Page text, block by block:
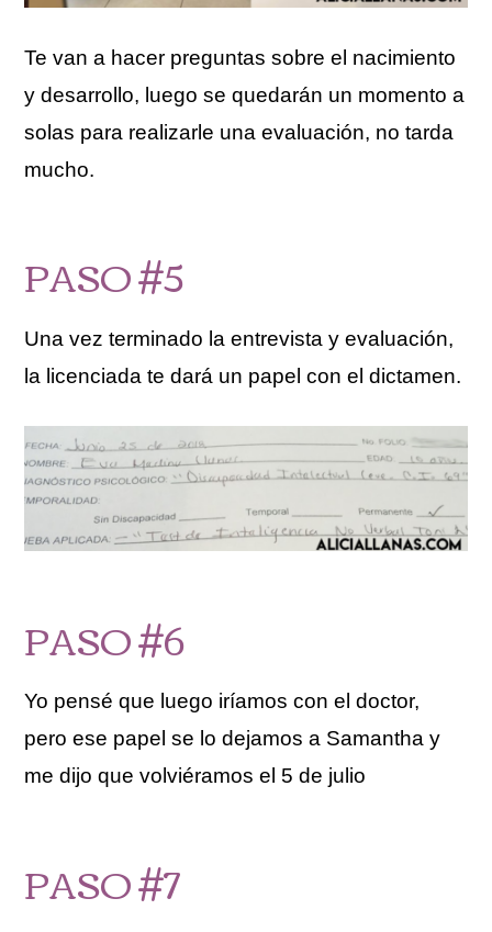
Te van a hacer preguntas sobre el nacimiento
y desarrollo, luego se quedarán un momento a
solas para realizarle una evaluación, no tarda
mucho.
PASO #5
Una vez terminado la entrevista y evaluación,
la licenciada te dará un papel con el dictamen.
PASO #6
Yo pensé que luego iríamos con el doctor,
pero ese papel se lo dejamos a Samantha y
me dijo que volviéramos el 5 de julio
PASO #7